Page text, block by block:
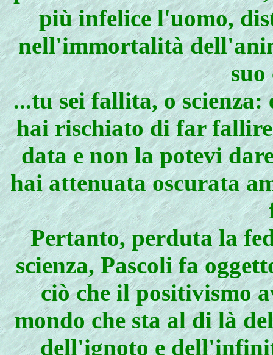
più infelice l'uomo,
nell'immortalità
...tu sei fallita, o scienza:
hai rischiato di far
data e non la potevi
hai attenuata oscurata
Pertanto, perduta la
scienza, Pascoli fa
ciò che il positivismo
mondo che sta al di là
dell'ignoto e